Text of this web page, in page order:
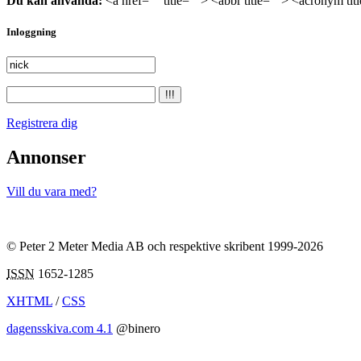
Inloggning
Registrera dig
Annonser
Vill du vara med?
© Peter 2 Meter Media AB och respektive skribent 1999-2026
ISSN 1652-1285
XHTML /CSS
dagensskiva.com 4.1 @binero